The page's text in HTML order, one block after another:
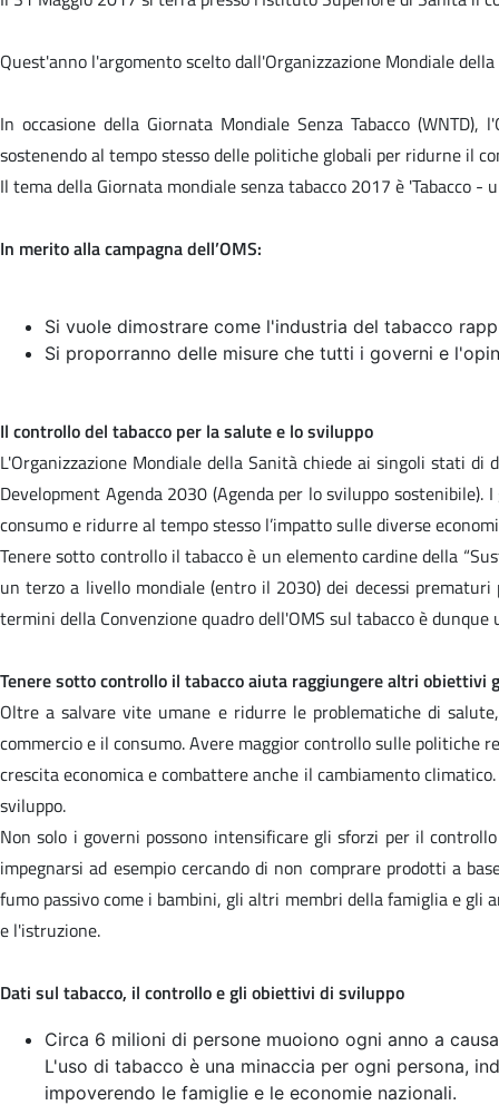
Quest'anno l'argomento scelto dall'Organizzazione Mondiale
In occasione della Giornata Mondiale Senza Tabacco
sostenendo al tempo stesso delle politiche globali per ridurne il
Il tema della Giornata mondiale senza tabacco 2017 è 'Tabacco -
In merito alla campagna dell’OMS:
Si vuole dimostrare come l'industria del tabacco
Si proporranno delle misure che tutti i governi e
Il controllo del tabacco per la salute e lo sviluppo
L'Organizzazione Mondiale della Sanità chiede ai singoli stati
Development Agenda 2030 (Agenda per lo sviluppo
consumo e ridurre al tempo stesso l’impatto sulle diverse
Tenere sotto controllo il tabacco è un elemento cardine della
un terzo a livello mondiale (entro il 2030) dei decessi
termini della Convenzione quadro dell'OMS sul tabacco è
Tenere sotto controllo il tabacco aiuta raggiungere altri obiettivi
Oltre a salvare vite umane e ridurre le problematiche di
commercio e il consumo. Avere maggior controllo sulle politiche
crescita economica e combattere anche il cambiamento
sviluppo.
Non solo i governi possono intensificare gli sforzi per il
impegnarsi ad esempio cercando di non comprare prodotti a
fumo passivo come i bambini, gli altri membri della famiglia e gli
e l'istruzione.
Dati sul tabacco, il controllo e gli obiettivi di sviluppo
Circa 6 milioni di persone muoiono ogni anno a
L'uso di tabacco è una minaccia per ogni persona,
impoverendo le famiglie e le economie nazionali.